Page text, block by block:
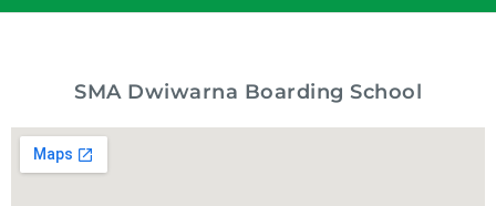
SMA Dwiwarna Boarding School